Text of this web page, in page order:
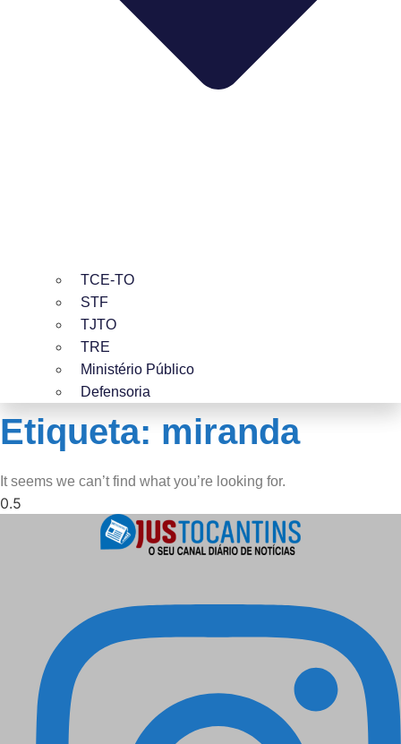
TCE-TO
STF
TJTO
TRE
Ministério Público
Defensoria
Etiqueta: miranda
It seems we can’t find what you’re looking for.